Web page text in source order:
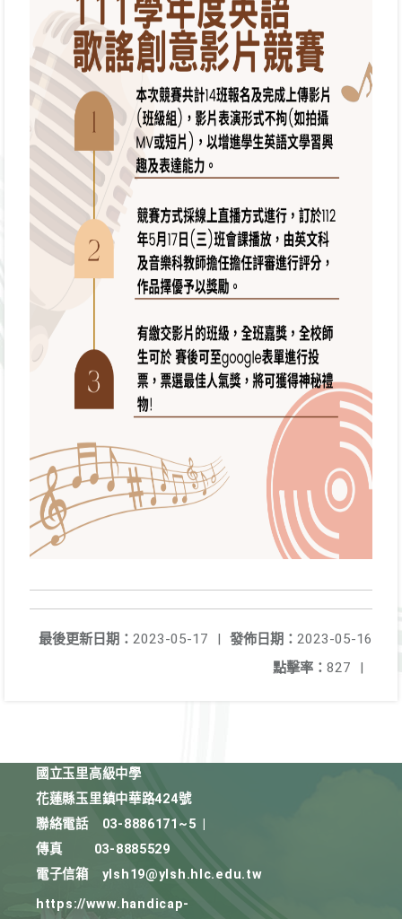
發佈日期： 2023-05-16
最後更新日期： 2023-05-17
|
點擊率： 827 |
國立玉里高級中學
花蓮縣玉里鎮中華路424號
聯絡電話
03-8886171~5
傳真
03-8885529
電子信箱
ylsh19@ylsh.hlc.edu.tw
https://www.handicap-